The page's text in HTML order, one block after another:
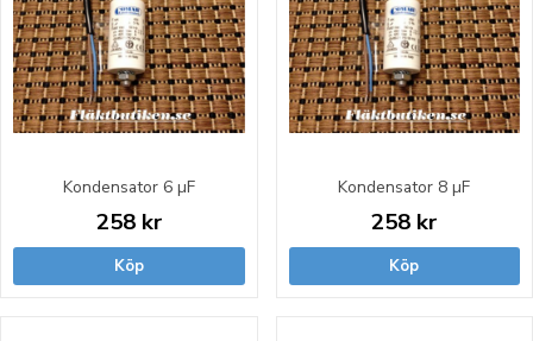
Kondensator 6 µF
258 kr
Köp
Kondensator 8 µF
258 kr
Köp